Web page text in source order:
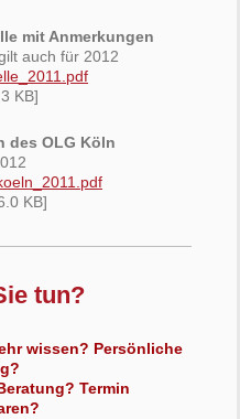
mit Anmerkungen
auch für 2012
KB]
des OLG Köln
KB]
tun?
wissen? Persönliche
Termin